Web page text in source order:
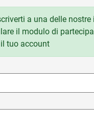
a una delle nostre
il modulo di
tuo account